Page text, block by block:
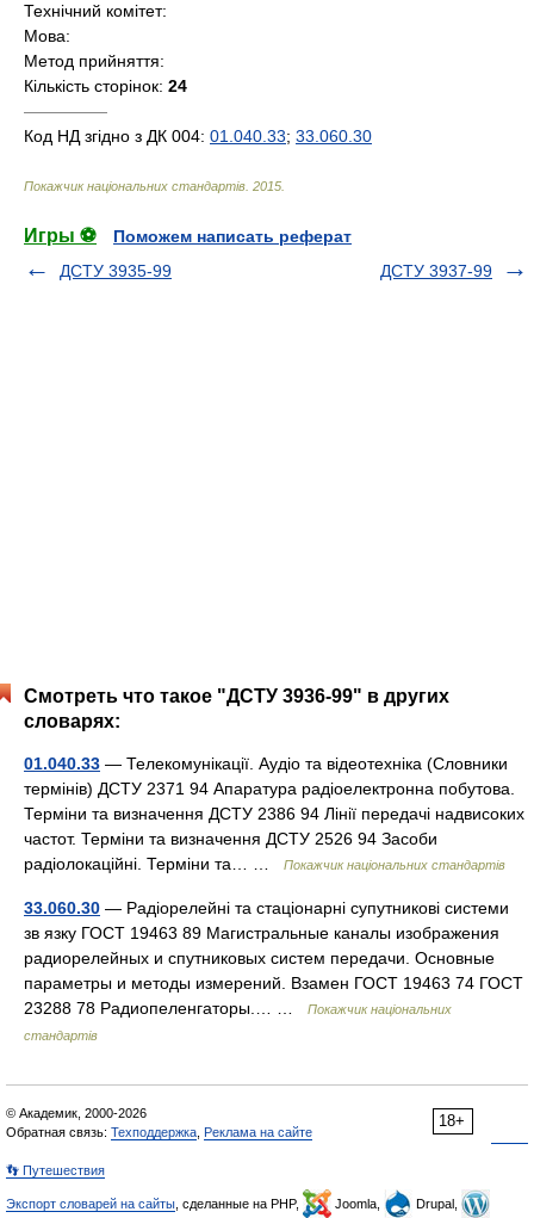
Технічний комітет:
Мова:
Метод прийняття:
Кількість сторінок: 24
—————
Код НД згідно з ДК 004: 01.040.33; 33.060.30
Покажчик національних стандартів 2015
Игры ⚽
Поможем написать реферат
ДСТУ 3935-99
ДСТУ 3937-99
Смотреть что такое "ДСТУ 3936-99" в других
словарях:
01.040.33 — Телекомунікації. Аудіо та відеотехніка (Словники
термінів) ДСТУ 2371 94 Апаратура радіоелектронна побутова.
Терміни та визначення ДСТУ 2386 94 Лінії передачі надвисоких
частот. Терміни та визначення ДСТУ 2526 94 Засоби
радіолокаційні. Терміни та… …
Покажчик національних стандартів
33.060.30 — Радіорелейні та стаціонарні супутникові системи
зв язку ГОСТ 19463 89 Магистральные каналы изображения
радиорелейных и спутниковых систем передачи. Основные
параметры и методы измерений. Взамен ГОСТ 19463 74 ГОСТ
23288 78 Радиопеленгаторы.… …
Покажчик національних
стандартів
18+
© Академик, 2000-2026
Обратная связь: Техподдержка Реклама на сайте
👣 Путешествия
Экспорт словарей на сайты , сделанные на PHP, Joomla,
Drupal,